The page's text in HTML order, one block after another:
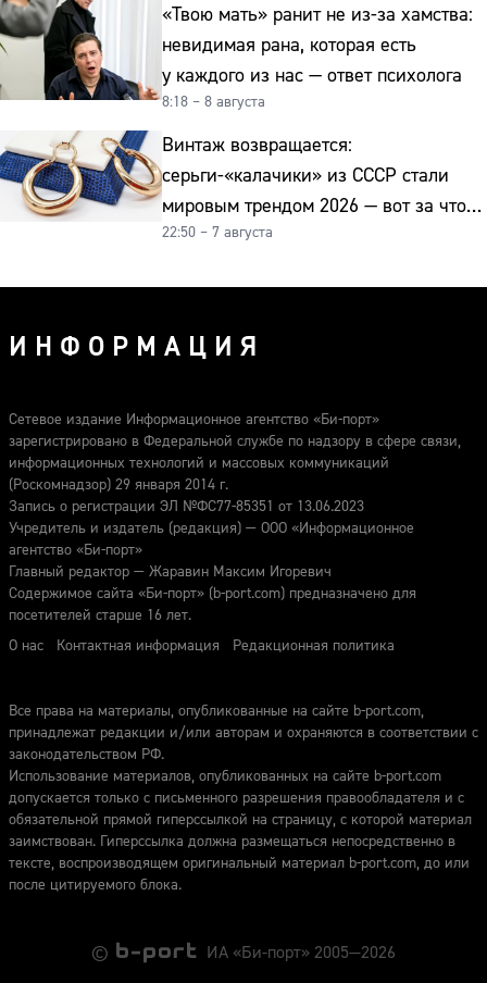
«Твою мать» ранит не из-за хамства:
невидимая рана, которая есть
у каждого из нас — ответ психолога
8:18 – 8 августа
Винтаж возвращается:
серьги-«калачики» из СССР стали
мировым трендом 2026 — вот за что
их ценят ювелиры
22:50 – 7 августа
ИНФОРМАЦИЯ
Сетевое издание Информационное агентство «Би-порт»
зарегистрировано в Федеральной службе по надзору в сфере связи,
информационных технологий и массовых коммуникаций
(Роскомнадзор) 29 января 2014 г.
Запись о регистрации ЭЛ №ФС77-85351 от 13.06.2023
Учредитель и издатель (редакция) — ООО «Информационное
агентство «Би-порт»
Главный редактор — Жаравин Максим Игоревич
Содержимое сайта «Би-порт» (b-port.com) предназначено для
посетителей старше 16 лет.
О нас
Контактная информация Редакционная политика
Все права на материалы, опубликованные на сайте b-port.com,
принадлежат редакции и/или авторам и охраняются в соответствии с
законодательством РФ.
Использование материалов, опубликованных на сайте b-port.com
допускается только с письменного разрешения правообладателя и с
обязательной прямой гиперссылкой на страницу, с которой материал
заимствован. Гиперссылка должна размещаться непосредственно в
тексте, воспроизводящем оригинальный материал b-port.com, до или
после цитируемого блока.
© ИА «Би-порт» 2005—2026